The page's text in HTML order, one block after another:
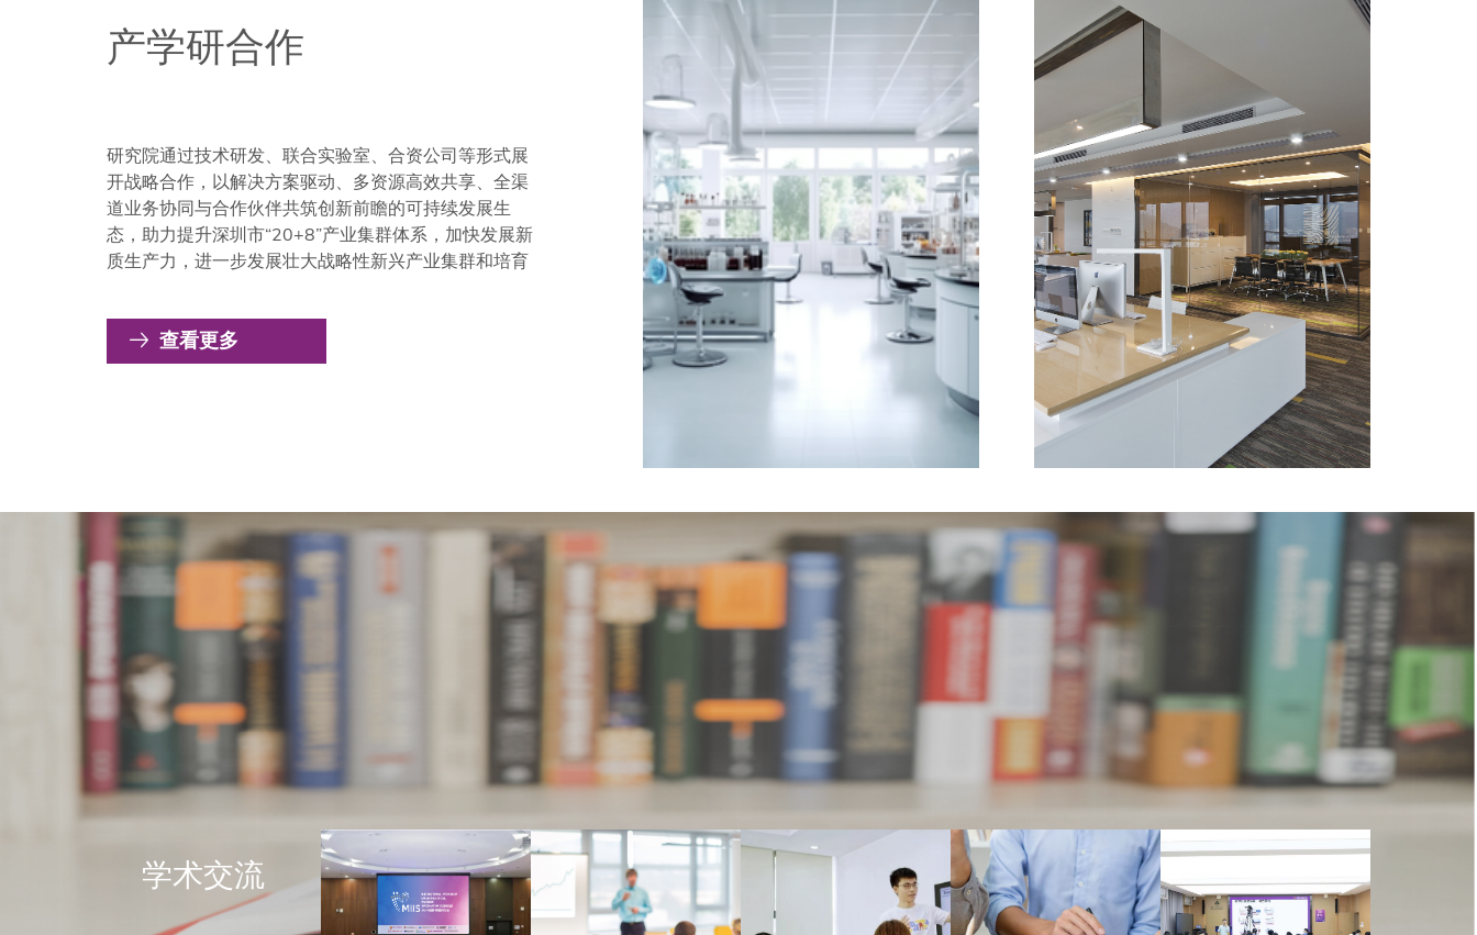
产学研合作
研究院通过技术研发、联合实验室、合资公司等形式展
开战略合作，以解决方案驱动、多资源高效共享、全渠
道业务协同与合作伙伴共筑创新前瞻的可持续发展生
态，助力提升深圳市“20+8”产业集群体系，加快发展新
质生产力，进一步发展壮大战略性新兴产业集群和培育
查看更多
学术交流